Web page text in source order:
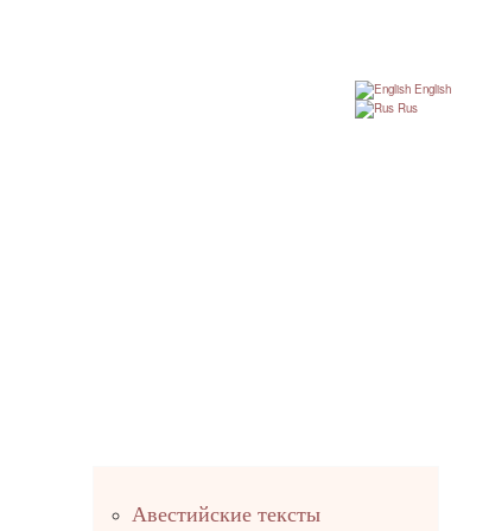
English
Rus
столбец
Авестийские тексты